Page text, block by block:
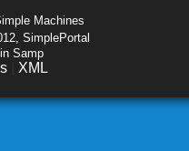
Machines
SimplePortal
Samp
XML